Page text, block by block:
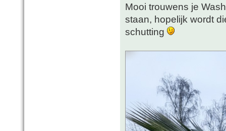
Mooi trouwens je
staan, hopelijk wordt
schutting